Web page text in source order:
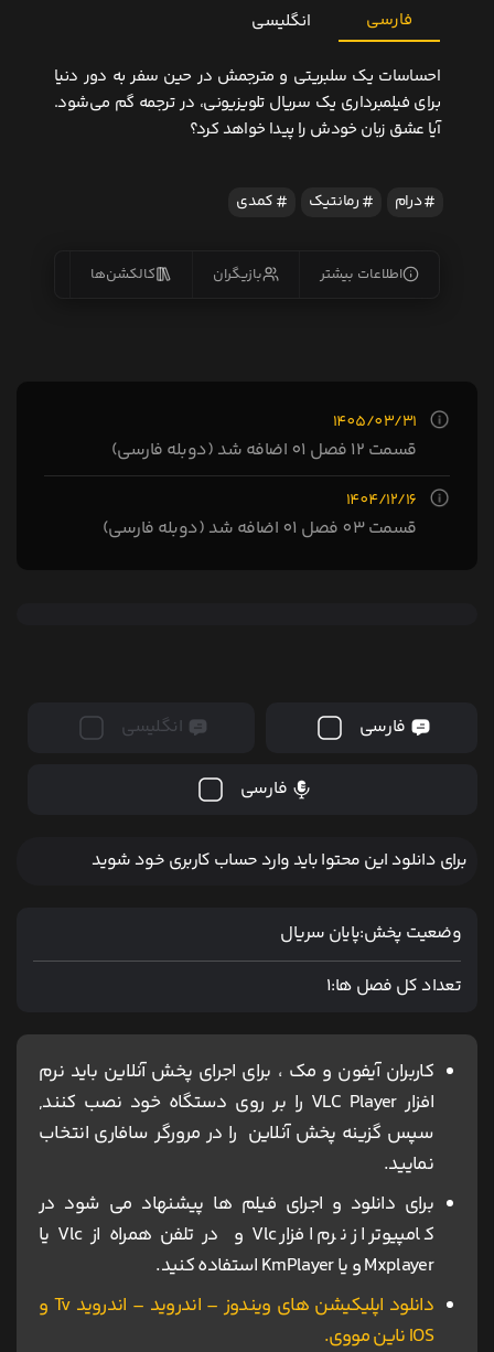
فارسی انگلیسی
احساسات یک سلبریتی و مترجمش در حین سفر به دور دنیا
برای فیلمبرداری یک سریال تلویزیونی، در ترجمه گم می‌شود.
آیا عشق زبان خودش را پیدا خواهد کرد؟
درام رمانتیک کمدی
اطلاعات بیشتر بازیگران کالکشن‌ها
1405/03/31
قسمت 12 فصل 01 اضافه شد (دوبله فارسی)
1404/12/16
قسمت 03 فصل 01 اضافه شد (دوبله فارسی)
فارسی انگلیسی
فارسی
برای دانلود این محتوا باید وارد حساب کاربری خود شوید
وضعیت پخش:پایان سریال
تعداد کل فصل ها:1
کاربران آیفون و مک ، برای اجرای پخش آنلاین باید نرم
افزار VLC Player را بر روی دستگاه خود نصب کنند,
سپس گزینه پخش آنلاین را در مرورگر سافاری انتخاب
نمایید.
برای دانلود و اجرای فیلم ها پیشنهاد می شود در
کامپیوتر از نرم افزار Vlc و در تلفن همراه از Vlc یا
Mxplayer و یا KmPlayer استفاده کنید.
دانلود اپلیکیشن های ویندوز – اندروید – اندروید Tv و
IOS ناین مووی.